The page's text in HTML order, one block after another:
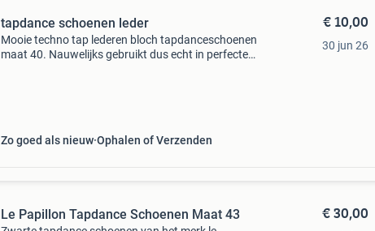
tapdance schoenen leder
Mooie techno tap lederen bloch tapdanceschoenen
maat 40. Nauwelijks gebruikt dus echt in perfecte
Zo goed als nieuw Ophalen of Verzenden
€ 10,00
30 jun 26
Le Papillon Tapdance Schoenen Maat 43 € 30,00